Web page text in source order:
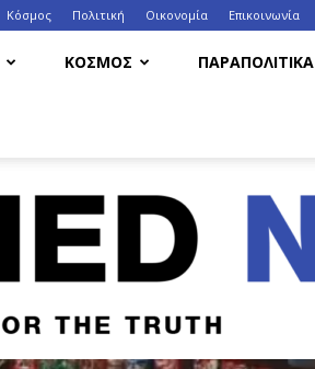
Κόσμος Πολιτική Οικονομία Eπικοινωνία
ΚΟΣΜΟΣ ΠΑΡΑΠΟΛΙΤΙΚΑ